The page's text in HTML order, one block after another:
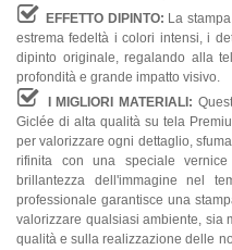
EFFETTO DIPINTO: La
estrema fedeltà i colori intensi, i
dipinto originale, regalando alla
profondità e grande impatto visivo.
I MIGLIORI MATERIALI:
Giclée di alta qualità su tela
per valorizzare ogni dettaglio,
rifinita con una speciale
brillantezza dell'immagine nel
professionale garantisce una
valorizzare qualsiasi ambiente, sia
qualità e sulla realizzazione delle